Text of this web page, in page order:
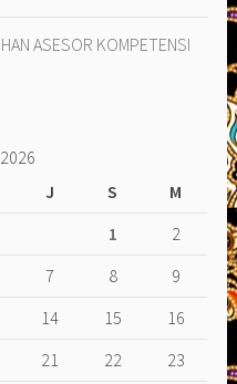
ASESOR KOMPETENSI
J S
M
1
2
7 8
9
14 15
16
21 22
23